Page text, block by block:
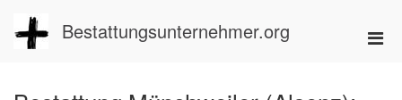
Inhalt
springen
Bestattungsunternehmer.org